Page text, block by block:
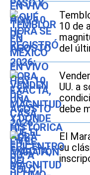
10 de
del
UU. a
debe
2027
El
su